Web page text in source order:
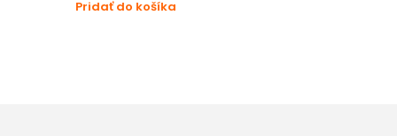
Pridať do košíka